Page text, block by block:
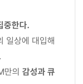
중한다.
일상에 대입해
의 감성과 큐